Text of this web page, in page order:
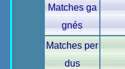
Matches ga
gnés
Matches per
dus